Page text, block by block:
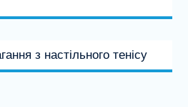
з настільного тенісу